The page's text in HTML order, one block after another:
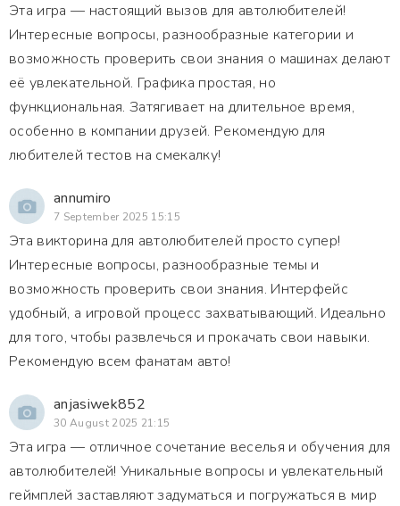
Эта игра — настоящий вызов для автолюбителей!
Интересные вопросы, разнообразные категории и
возможность проверить свои знания о машинах делают
её увлекательной. Графика простая, но
функциональная. Затягивает на длительное время,
особенно в компании друзей. Рекомендую для
любителей тестов на смекалку!
annumiro
7 September 2025 15:15
Эта викторина для автолюбителей просто супер!
Интересные вопросы, разнообразные темы и
возможность проверить свои знания. Интерфейс
удобный, а игровой процесс захватывающий. Идеально
для того, чтобы развлечься и прокачать свои навыки.
Рекомендую всем фанатам авто!
anjasiwek852
30 August 2025 21:15
Эта игра — отличное сочетание веселья и обучения для
автолюбителей! Уникальные вопросы и увлекательный
геймплей заставляют задуматься и погружаться в мир